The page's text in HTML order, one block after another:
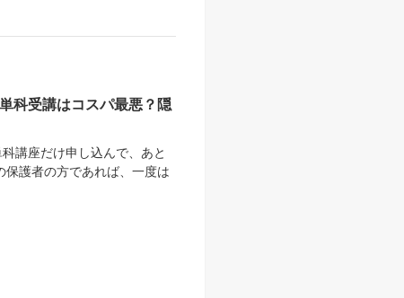
科受講はコスパ最悪？隠
講座だけ申し込んで、あと
護者の方であれば、一度は